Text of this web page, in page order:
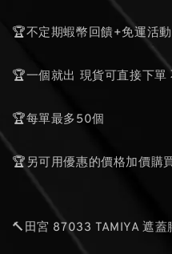
🏆不定期蝦幣回饋+免運活動
🏆一個就出 現貨可直接下單
🏆每單最多50個
🏆另可用優惠的價格加價購
🔨田宮 87033 TAMIYA 遮蓋